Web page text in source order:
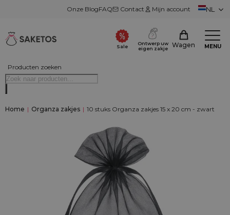
Onze BlogFAQ Contact Mijn account NL
Producten zoeken
Sale
Ontwerp uw
eigen zakje
Wagen MENU
Home | Organza zakjes | 10 stuks Organza zakjes 15 x 20 cm - zwart